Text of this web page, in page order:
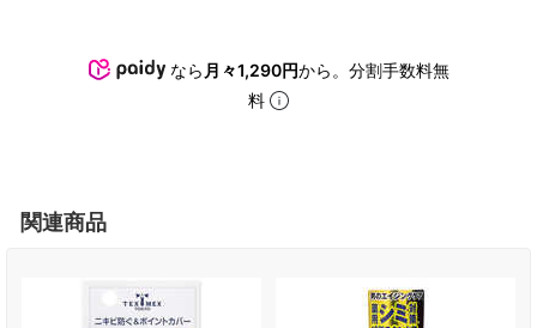
なら 月々1,290円から。分割手数料無
料
関連商品